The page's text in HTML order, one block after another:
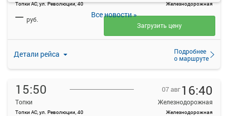
Топки АС, ул. Революции, 40 Железнодорожная
Детали рейса
Подробнее
о маршруте
— руб.
Загрузить цену
15:50
Топки
Топки АС, ул. Революции, 40
07 авг 16:40
Железнодорожная
Железнодорожная
Все новости »